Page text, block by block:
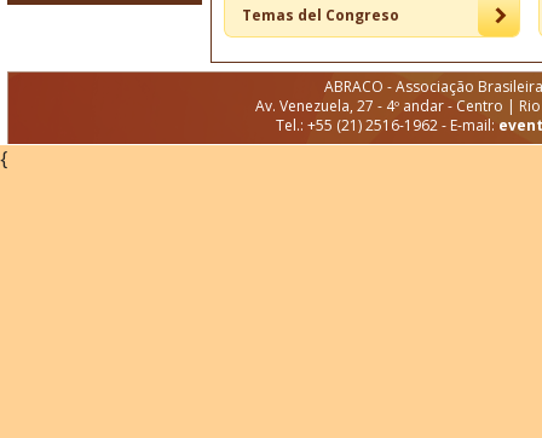
Temas del Congreso
ABRACO - Associação
Av. Venezuela, 27 - 4º andar - Centro |
Tel.: +55 (21) 2516-1962 - E-mail:
{